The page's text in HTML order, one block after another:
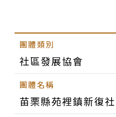
社區發展協會
苗栗縣苑裡鎮新復